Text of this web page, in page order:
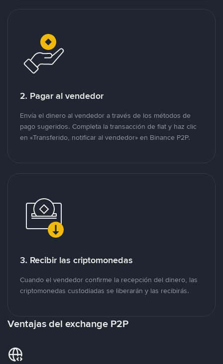
2. Pagar al vendedor
Envía el dinero al vendedor a través de los métodos de
pago sugeridos. Completa la transacción de fiat y haz clic
en «Transferido, notificar al vendedor» en Binance P2P.
3. Recibir las criptomonedas
Cuando el vendedor confirme la recepción del dinero, las
criptomonedas custodiadas se liberarán y las recibirás.
Ventajas del exchange P2P